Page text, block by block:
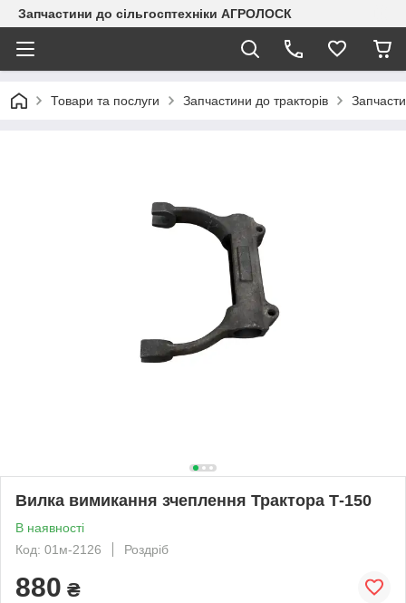
Запчастини до сільгосптехніки АГРОЛОСК
Товари та послуги Запчастини до тракторів
Вилка вимикання зчеплення Трактора Т-150
В наявності
Код: 01м-2126
Роздріб
880 ₴